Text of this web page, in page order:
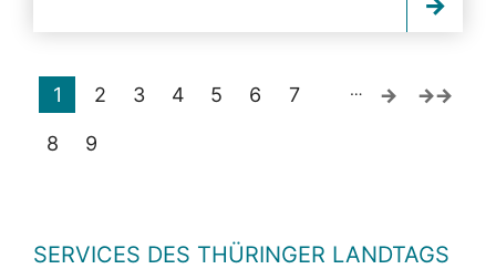
1 2 3 4 5 6 7
8 9
…
SERVICES DES THÜRINGER LANDTAGS